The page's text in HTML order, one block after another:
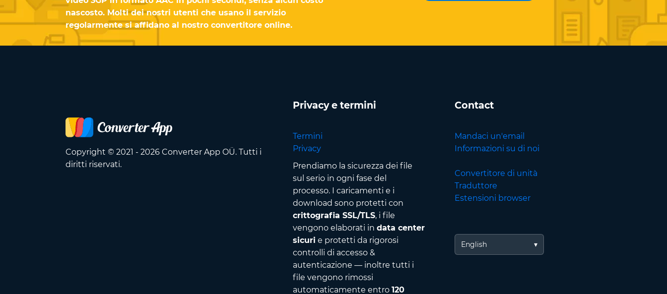
nascosto. Molti dei nostri utenti che usano il servizio
regolarmente si affidano al nostro convertitore online.
Copyright © 2021 - 2026 Converter App OÜ. Tutti i
diritti riservati.
Privacy e termini
Termini
Privacy
Prendiamo la sicurezza dei file
sul serio in ogni fase del
processo. I caricamenti e i
download sono protetti con
crittografia SSL/TLS, i file
vengono elaborati in data center
sicuri e protetti da rigorosi
controlli di accesso &
autenticazione — inoltre tutti i
file vengono rimossi
automaticamente entro 120
Contact
Mandaci un'email
Informazioni su di noi
Convertitore di unità
Traduttore
Estensioni browser
English